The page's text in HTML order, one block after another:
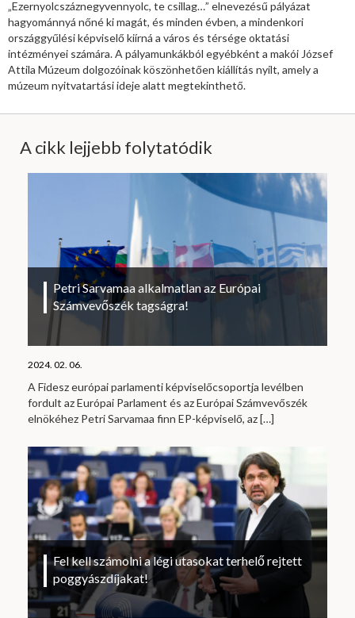
„Ezernyolcszáznegyvennyolc, te csillag…” elnevezésű pályázat
hagyománnyá nőné ki magát, és minden évben, a mindenkori
országgyűlési képviselő kiírná a város és térsége oktatási
intézményei számára. A pályamunkákból egyébként a makói József
Attila Múzeum dolgozóinak köszönhetően kiállítás nyílt, amely a
múzeum nyitvatartási ideje alatt megtekinthető.
A cikk lejjebb folytatódik
Petri Sarvamaa alkalmatlan az Európai
Számvevőszék tagságra!
2024. 02. 06.
A Fidesz európai parlamenti képviselőcsoportja levélben
fordult az Európai Parlament és az Európai Számvevőszék
elnökéhez Petri Sarvamaa finn EP-képviselő, az[…]
Fel kell számolni a légi utasokat terhelő rejtett
poggyászdíjakat!